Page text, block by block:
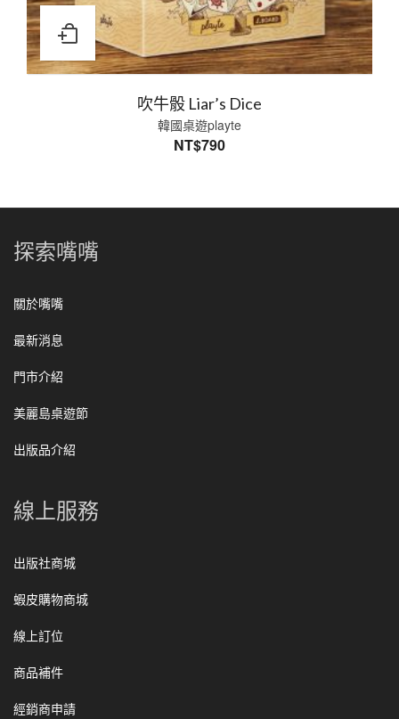
吹牛骰 Liar’s Dice
韓國桌遊playte
NT$790
探索嘴嘴
關於嘴嘴
最新消息
門市介紹
美麗島桌遊節
出版品介紹
線上服務
出版社商城
蝦皮購物商城
線上訂位
商品補件
經銷商申請